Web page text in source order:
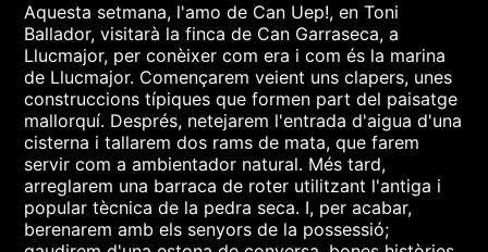
Aquesta setmana, l'amo de Can Uep!, en Toni
Ballador, visitarà la finca de Can Garraseca, a
Llucmajor, per conèixer com era i com és la marina
de Llucmajor. Començarem veient uns clapers, unes
construccions típiques que formen part del paisatge
mallorquí. Després, netejarem l'entrada d'aigua d'una
cisterna i tallarem dos rams de mata, que farem
servir com a ambientador natural. Més tard,
arreglarem una barraca de roter utilitzant l'antiga i
popular tècnica de la pedra seca. I, per acabar,
berenarem amb els senyors de la possessió;